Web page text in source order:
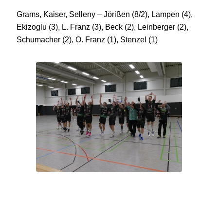
Grams, Kaiser, Selleny – Jörißen (8/2), Lampen (4),
Ekizoglu (3), L. Franz (3), Beck (2), Leinberger (2),
Schumacher (2), O. Franz (1), Stenzel (1)